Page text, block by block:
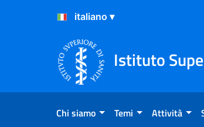
Salta al Contenuto
Salta al Footer
Istituto
Chi siamo Temi Attività